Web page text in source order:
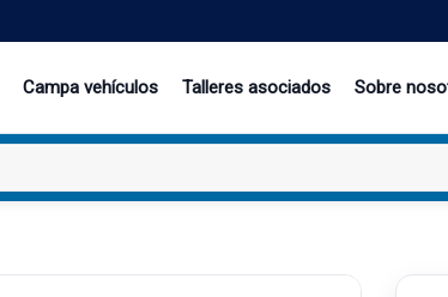
Campa vehículos Talleres asociados Sobre